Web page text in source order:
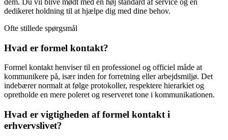
dem. Du vil blive mødt med en høj standard af service og en
dedikeret holdning til at hjælpe dig med dine behov.
Ofte stillede spørgsmål
Hvad er formel kontakt?
Formel kontakt henviser til en professionel og officiel måde at
kommunikere på, især inden for forretning eller arbejdsmiljø. Det
indebærer normalt at følge protokoller, respektere hierarkiet og
opretholde en mere poleret og reserveret tone i kommunikationen.
Hvad er vigtigheden af formel kontakt i
erhvervslivet?